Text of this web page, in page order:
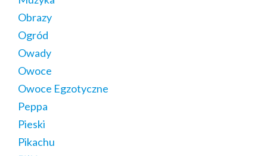
Obrazy
Ogród
Owady
Owoce
Owoce Egzotyczne
Peppa
Pieski
Pikachu